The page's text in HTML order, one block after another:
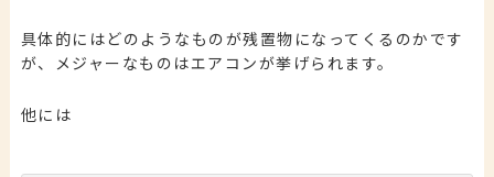
具体的にはどのようなものが残置物になってくるのかです
が、メジャーなものはエアコンが挙げられます。
他には